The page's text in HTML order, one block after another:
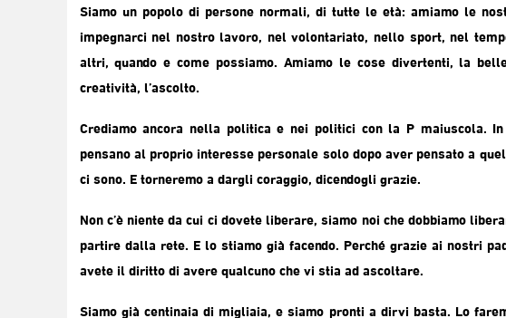
Siamo un popolo di persone normali, di tutte le età: amiamo le
impegnarci nel nostro lavoro, nel volontariato, nello sport, nel
altri, quando e come possiamo. Amiamo le cose divertenti, la
creatività, l’ascolto.
Crediamo ancora nella politica e nei politici con la P maiuscola.
pensano al proprio interesse personale solo dopo aver pensato a
ci sono. E torneremo a dargli coraggio, dicendogli grazie.
Non c’è niente da cui ci dovete liberare, siamo noi che dobbiamo
partire dalla rete. E lo stiamo già facendo. Perché grazie ai nostri
avete il diritto di avere qualcuno che vi stia ad ascoltare.
Siamo già centinaia di migliaia, e siamo pronti a dirvi basta. Lo